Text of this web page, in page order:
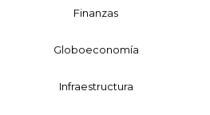
Finanzas
Globoeconomía
Infraestructura